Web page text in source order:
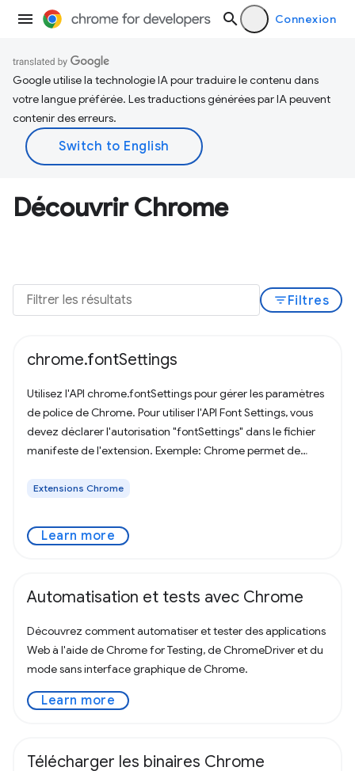
Connexion
Google utilise la technologie IA pour traduire le contenu dans
votre langue préférée. Les traductions générées par IA peuvent
contenir des erreurs.
Découvrir Chrome
filter_listFiltres
chrome.fontSettings
Utilisez l'API chrome.fontSettings pour gérer les paramètres
de police de Chrome. Pour utiliser l'API Font Settings, vous
devez déclarer l'autorisation "fontSettings" dans le fichier
manifeste de l'extension. Exemple: Chrome permet de
Extensions Chrome
Learn more
Automatisation et tests avec Chrome
Découvrez comment automatiser et tester des applications
Web à l'aide de Chrome for Testing, de ChromeDriver et du
mode sans interface graphique de Chrome.
Learn more
Télécharger les binaires Chrome